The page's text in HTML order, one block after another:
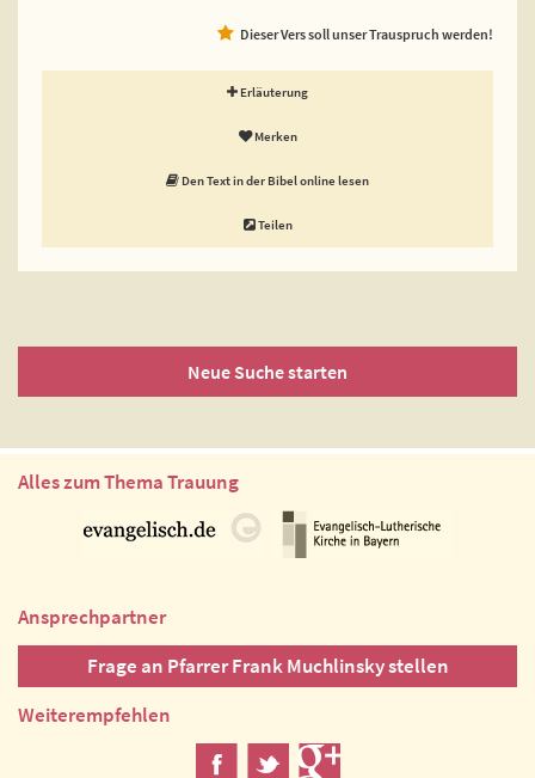
Dieser Vers soll unser Trauspruch werden!
Erläuterung
Merken
Den Text in der Bibel online lesen
Teilen
Neue Suche starten
Alles zum Thema Trauung
Ansprechpartner
Frage an Pfarrer Frank Muchlinsky stellen
Weiterempfehlen